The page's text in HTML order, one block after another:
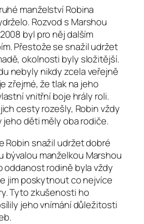
manželství Robina
Rozvod s Marshou
byl pro něj dalším
Přestože se snažil udržet
okolnosti byly složitější.
nebyly nikdy zcela veřejně
zřejmé, že tlak na jeho
vnitřní boje hrály roli.
cesty rozešly, Robin vždy
jeho děti měly oba rodiče.
Robin snažil udržet dobré
bývalou manželkou Marshou
oddanost rodině byla vždy
jim poskytnout co nejvíce
Tyto zkušenosti ho
jeho vnímání důležitosti